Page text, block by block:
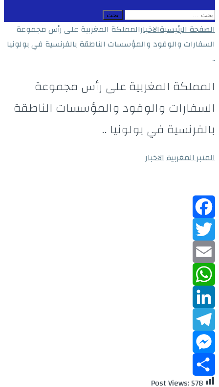
البحث
عن:
الصفحة الرئيسيةالاخبارالمملكة المغربية على رأس مجموعة
السفارات والوفود والمؤسسات الناطقة بالفرنسية في بولونيا
..
المملكة المغربية على رأس مجموعة
السفارات والوفود والمؤسسات الناطقة
بالفرنسية في بولونيا ..
المنبر المغربيةالاخبار
Facebook
Twitter
Email
WhatsApp
LinkedIn
Telegram
Messenger
Post Views:578